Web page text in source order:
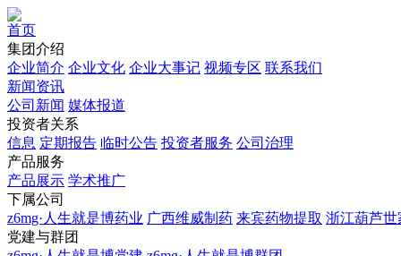
首页
集团介绍
企业简介 企业文化 企业⼤事记 视频专区 联系我们
新闻资讯
公司新闻 媒体报道
投资者关系
信息 定期报告 临时公告 投资者服务 公司治理
产品服务
产品展示 学术推广
下属公司
z6mg·人生就是博药业 广西维威制药 来宾药物提取 浙江葫芦世
党建与群团